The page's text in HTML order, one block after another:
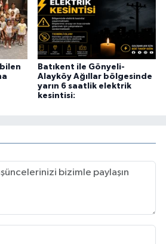
Batıkent ile Gönyeli-
Alayköy Ağıllar bölgesinde
yarın 6 saatlik elektrik
kesintisi: